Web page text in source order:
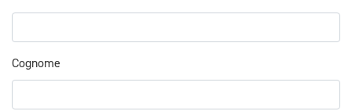
Cognome